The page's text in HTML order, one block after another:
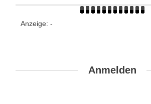
Anzeige: -
Anmelden